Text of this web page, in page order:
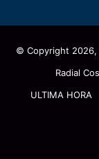
© Copyright
Radial
ULTIMA HORA